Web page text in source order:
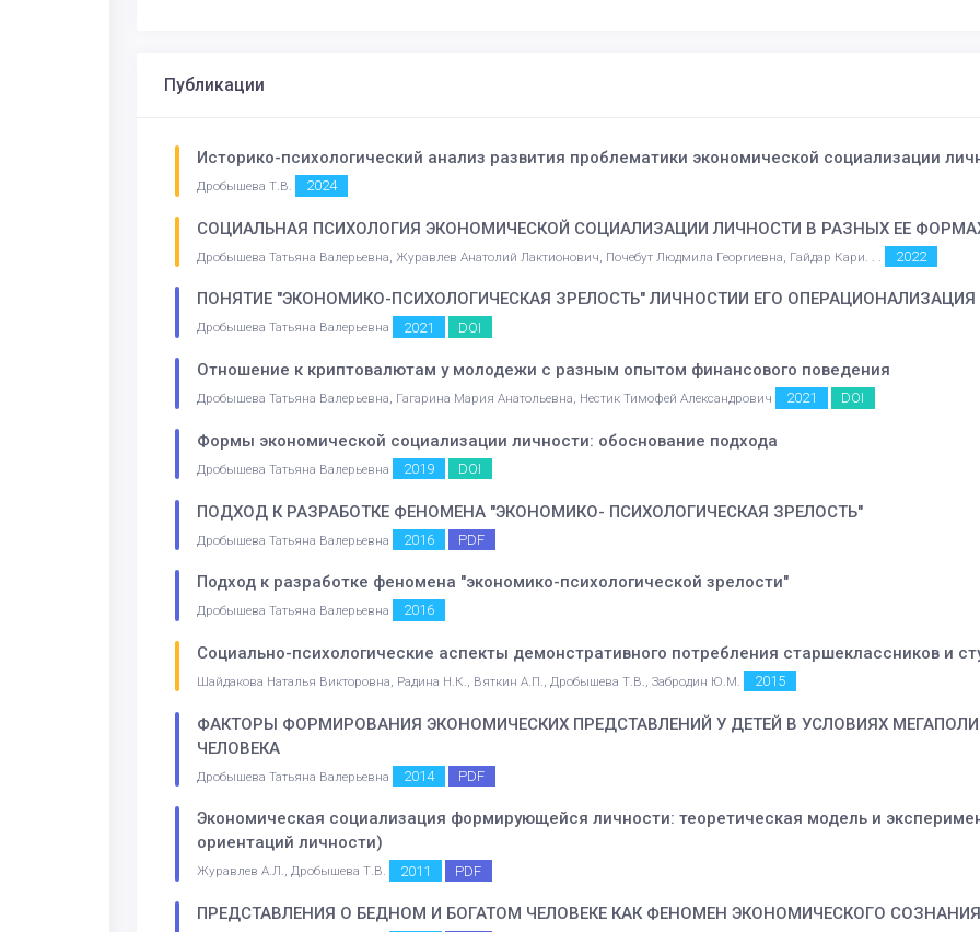
Публикации
Историко-психологический анализ развития проблематики экономической социализации
Дробышева Т.В. 2024
СОЦИАЛЬНАЯ ПСИХОЛОГИЯ ЭКОНОМИЧЕСКОЙ СОЦИАЛИЗАЦИИ ЛИЧНОСТИ В РАЗНЫХ ЕЕ
Дробышева Татьяна Валерьевна, Журавлев Анатолий Лактионович, Почебут Людмила Георгиевна, Гайдар Кари. . . 2022
ПОНЯТИЕ "ЭКОНОМИКО-ПСИХОЛОГИЧЕСКАЯ ЗРЕЛОСТЬ" ЛИЧНОСТИИ ЕГО ОПЕРАЦИОНАЛИЗАЦИЯ
Дробышева Татьяна Валерьевна 2021 DOI
Отношение к криптовалютам у молодежи с разным опытом финансового поведения
Дробышева Татьяна Валерьевна, Гагарина Мария Анатольевна, Нестик Тимофей Александрович 2021 DOI
Формы экономической социализации личности: обоснование подхода
Дробышева Татьяна Валерьевна 2019 DOI
ПОДХОД К РАЗРАБОТКЕ ФЕНОМЕНА "ЭКОНОМИКО- ПСИХОЛОГИЧЕСКАЯ ЗРЕЛОСТЬ"
Дробышева Татьяна Валерьевна 2016 PDF
Подход к разработке феномена "экономико-психологической зрелости"
Дробышева Татьяна Валерьевна 2016
Социально-психологические аспекты демонстративного потребления старшеклассников и
Шайдакова Наталья Викторовна, Радина Н.К., Вяткин А.П., Дробышева Т.В., Забродин Ю.М. 2015
ФАКТОРЫ ФОРМИРОВАНИЯ ЭКОНОМИЧЕСКИХ ПРЕДСТАВЛЕНИЙ У ДЕТЕЙ В УСЛОВИЯХ
ЧЕЛОВЕКА
Дробышева Татьяна Валерьевна 2014 PDF
Экономическая социализация формирующейся личности: теоретическая модель и
ориентаций личности)
Журавлев А.Л., Дробышева Т.В. 2011 PDF
ПРЕДСТАВЛЕНИЯ О БЕДНОМ И БОГАТОМ ЧЕЛОВЕКЕ КАК ФЕНОМЕН ЭКОНОМИЧЕСКОГО